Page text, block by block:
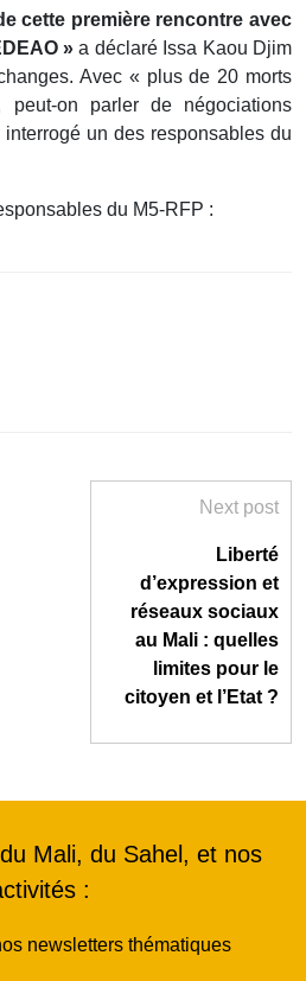
cette première rencontre avec
» a déclaré Issa Kaou Djim
Avec « plus de 20 morts
peut-on parler de négociations
un des responsables du
du M5-RFP :
Next post
Liberté
d’expression et
réseaux sociaux
au Mali : quelles
limites pour le
citoyen et l’Etat ?
Mali, du Sahel, et nos
:
newsletters thématiques